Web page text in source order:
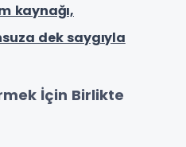
kaynağı,
dek saygıyla
İçin Birlikte